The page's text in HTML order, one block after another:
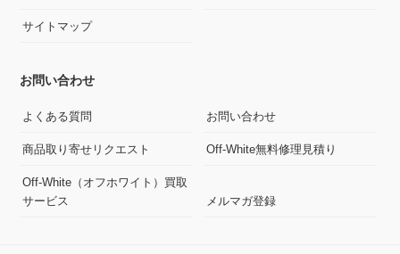
サイトマップ
お問い合わせ
よくある質問 お問い合わせ
商品取り寄せリクエスト Off-White無料修理見積り
Off-White（オフホワイト）買取
サービス
メルマガ登録